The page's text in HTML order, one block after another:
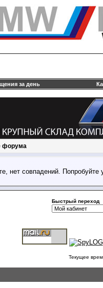
за день
форума
нет совпадений.
Быстрый переход
Текущее